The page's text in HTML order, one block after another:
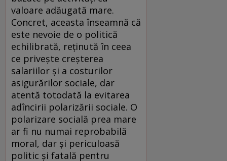
valoare adăugată mare.
Concret, aceasta înseamnă că
este nevoie de o politică
echilibrată, reţinută în ceea
ce priveşte creşterea
salariilor şi a costurilor
asigurărilor sociale, dar
atentă totodată la evitarea
adîncirii polarizării sociale. O
polarizare socială prea mare
ar fi nu numai reprobabilă
moral, dar şi periculoasă
politic şi fatală pentru